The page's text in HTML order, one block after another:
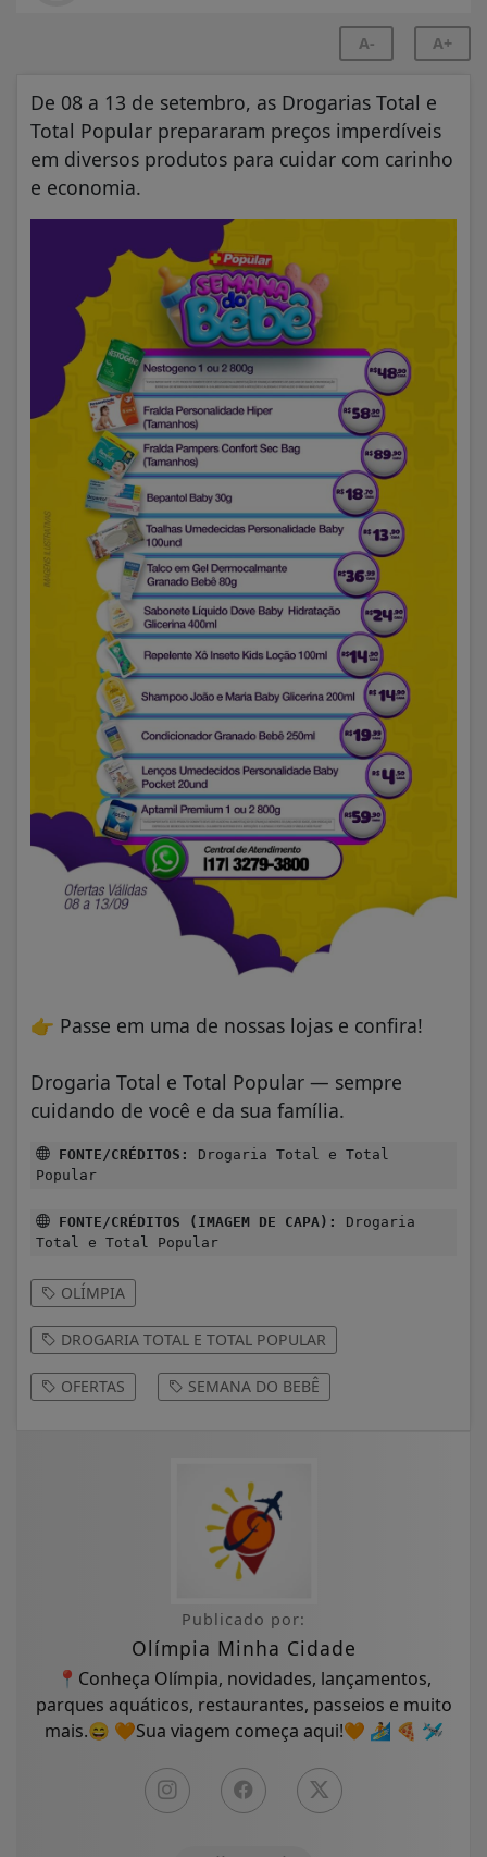
A- A+
De 08 a 13 de setembro, as Drogarias Total e
Total Popular prepararam preços imperdíveis
em diversos produtos para cuidar com carinho
e economia.
👉 Passe em uma de nossas lojas e confira!
Drogaria Total e Total Popular — sempre
cuidando de você e da sua família.
FONTE/CRÉDITOS:
Drogaria Total e Total
Popular
FONTE/CRÉDITOS (IMAGEM DE CAPA):
Drogaria
Total e Total Popular
OLÍMPIA
DROGARIA TOTAL E TOTAL POPULAR
OFERTAS SEMANA DO BEBÊ
Publicado por:
Olímpia Minha Cidade
📍Conheça Olímpia, novidades, lançamentos,
parques aquáticos, restaurantes, passeios e muito
mais.😄 🧡Sua viagem começa aqui!🧡 🏄 🍕 🛩